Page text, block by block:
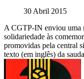
30 Abril 2015
A CGTP-IN enviou uma
solidariedade às
promovidas pela central
texto (em inglês) da